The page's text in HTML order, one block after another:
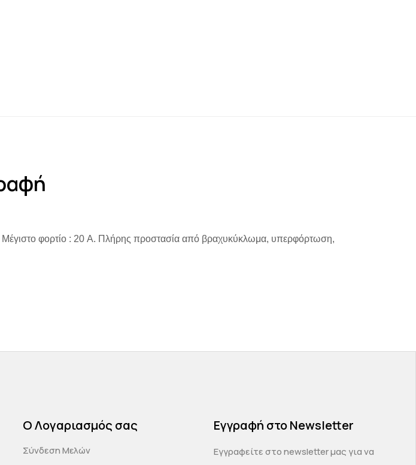
φορτίο : 20 A. Πλήρης προστασία από βραχυκύκλωμα, υπερφόρτωση,
Ο Λογαριασμός σας
Σύνδεση Μελών
Εγγραφή στο Newsletter
Εγγραφείτε στο newsletter μας για να